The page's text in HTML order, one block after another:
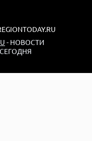
- НОВОСТИ